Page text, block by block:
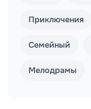
Приключения
Семейный
Мелодрамы